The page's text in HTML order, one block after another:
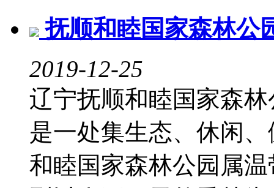
抚顺和睦国家森林公
2019-12-25
辽宁抚顺和睦国家森
是一处集生态、休闲
和睦国家森林公园属